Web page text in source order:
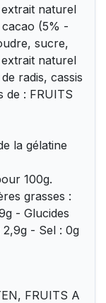
naturel
(5% -
sucre,
naturel
radis, cassis
de : FRUITS
la gélatine
100g.
grasses :
- Glucides
- Sel : 0g
FRUITS A